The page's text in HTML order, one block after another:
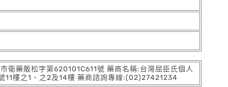
藥販松字第620101C611號 藥商名稱:台灣屈臣氏個人
11樓之1、之2及14樓 藥商諮詢專線:(02)27421234